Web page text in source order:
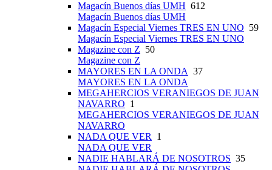
Magacín Buenos días UMH 612
Magacín Buenos días UMH
Magacín Especial Viernes TRES EN UNO 59
Magacín Especial Viernes TRES EN UNO
Magazine con Z 50
Magazine con Z
MAYORES EN LA ONDA 37
MAYORES EN LA ONDA
MEGAHERCIOS VERANIEGOS DE JUAN
NAVARRO 1
MEGAHERCIOS VERANIEGOS DE JUAN
NAVARRO
NADA QUE VER
1
NADA QUE VER
NADIE HABLARÁ DE NOSOTROS 35